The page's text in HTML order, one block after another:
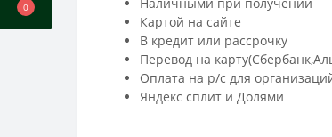
0
Картой на сайте
В кредит или рассрочку
Перевод на
Оплата на р/c для
Яндекс сплит и Долями